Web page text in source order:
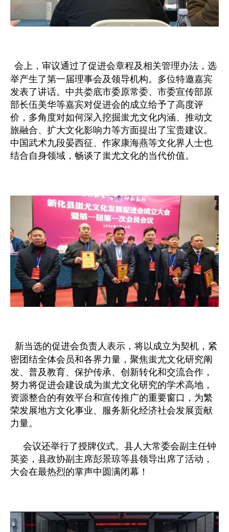
会上，审议通过了促进会章程及相关管理办法，选
举产生了第一届理事会及领导机构。多位特邀嘉宾
发表了讲话。中共娄底市委原常委、市委宣传部原
部长伍美华等嘉宾对促进会的成立给予了高度评
价，多角度对如何深入挖掘蚩尤文化内涵、推动文
旅融合、扩大文化影响力等方面提出了宝贵建议。
中国武术九段晏西征、作家康海燕等文化界人士也
结合自身领域，畅谈了蚩尤文化的当代价值。
新当选的促进会负责人表示，将以成立为契机，紧
密团结全体会员和各界力量，聚焦蚩尤文化研究阐
发、普及教育、保护传承、创新转化和交流合作，
努力将促进会建设成为蚩尤文化研究的学术高地，
资源整合的有效平台和宣传推广的重要窗口，为繁
荣发展地方文化事业、服务新化经济社会发展贡献
力量。
会议还举行了授牌仪式。县人大常委会副主任钟
英姿 ， 县政协副主席彭景琼等县领导出席了活动，
大会在最热烈的掌声中圆满闭幕！